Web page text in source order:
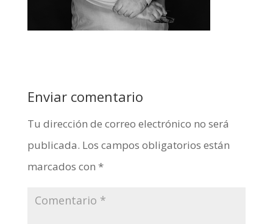
Enviar comentario
Tu dirección de correo electrónico no será
publicada. Los campos obligatorios están
marcados con *